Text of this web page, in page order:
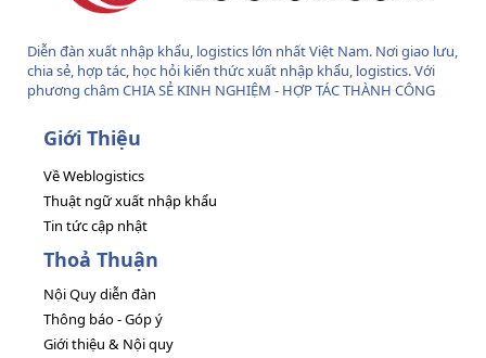
Diễn đàn xuất nhập khẩu, logistics lớn nhất Việt Nam. Nơi giao lưu,
chia sẻ, hợp tác, học hỏi kiến thức xuất nhập khẩu, logistics. Với
phương châm CHIA SẺ KINH NGHIỆM - HỢP TÁC THÀNH CÔNG
Giới Thiệu
Về Weblogistics
Thuật ngữ xuất nhập khẩu
Tin tức cập nhật
Thoả Thuận
Nội Quy diễn đàn
Thông báo - Góp ý
Giới thiệu & Nội quy